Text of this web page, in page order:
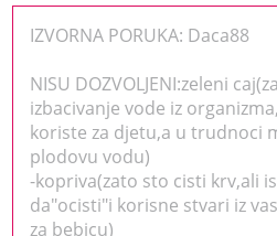
IZVORNA PORUKA: Daca88
NISU DOZVOLJENI:zeleni
izbacivanje vode iz
koriste za djetu,a u trudnoci
plodovu vodu)
-kopriva(zato sto cisti krv,ali
da"ocisti"i korisne stvari iz
za bebicu)